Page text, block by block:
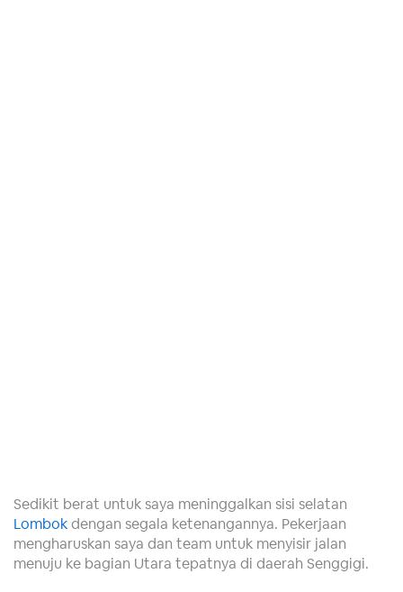
Sedikit berat untuk saya meninggalkan sisi selatan
Lombokdengan segala ketenangannya. Pekerjaan
mengharuskan saya dan team untuk menyisir jalan
menuju ke bagian Utara tepatnya di daerah Senggigi.